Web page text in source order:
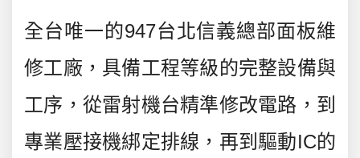
全台唯一的947台北信義總部面板維
修工廠，具備工程等級的完整設備與
工序，從雷射機台精準修改電路，到
專業壓接機綁定排線，再到驅動IC的